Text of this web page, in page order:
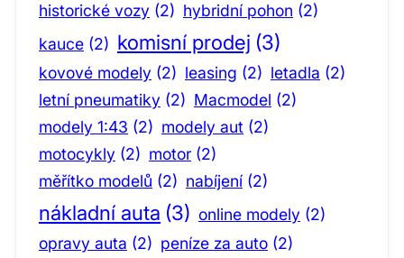
historické vozy (2) hybridní pohon (2)
kauce (2) komisní prodej (3)
kovové modely (2) leasing (2) letadla (2)
letní pneumatiky (2) Macmodel (2)
modely 1:43 (2) modely aut (2)
motocykly (2) motor (2)
měřítko modelů (2) nabíjení (2)
nákladní auta (3) online modely (2)
opravy auta (2) peníze za auto (2)